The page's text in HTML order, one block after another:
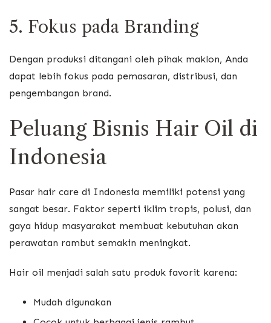
5. Fokus pada Branding
Dengan produksi ditangani oleh pihak maklon, Anda
dapat lebih fokus pada pemasaran, distribusi, dan
pengembangan brand.
Peluang Bisnis Hair Oil di
Indonesia
Pasar hair care di Indonesia memiliki potensi yang
sangat besar. Faktor seperti iklim tropis, polusi, dan
gaya hidup masyarakat membuat kebutuhan akan
perawatan rambut semakin meningkat.
Hair oil menjadi salah satu produk favorit karena:
Mudah digunakan